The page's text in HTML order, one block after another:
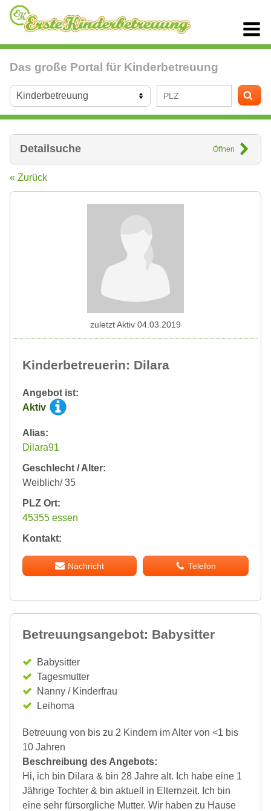
Das große Portal für Kinderbetreuung
Detailsuche Öffnen
« Zurück
Kinderbetreuerin: Dilara
Angebot ist:
Aktiv
Alias:
Dilara91
Geschlecht / Alter:
Weiblich/ 35
PLZ Ort:
45355 essen
Kontakt:
Nachricht Telefon
zuletzt Aktiv 04.03.2019
Betreuungsangebot: Babysitter
Babysitter
Tagesmutter
Nanny / Kinderfrau
Leihoma
Betreuung von bis zu 2 Kindern im Alter von <1 bis
10 Jahren
Beschreibung des Angebots:
Hi, ich bin Dilara & bin 28 Jahre alt. Ich habe eine 1
Jährige Tochter & bin aktuell in Elternzeit. Ich bin
eine sehr fürsorgliche Mutter. Wir haben zu Hause